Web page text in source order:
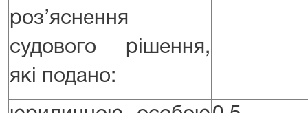
роз’яснення
судового рішення,
які подано: